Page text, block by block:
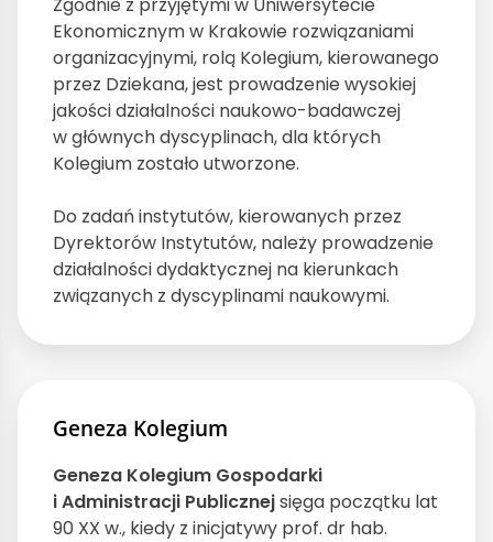
Zgodnie z przyjętymi w Uniwersytecie
Ekonomicznym w Krakowie rozwiązaniami
organizacyjnymi, rolą Kolegium, kierowanego
przez Dziekana, jest prowadzenie wysokiej
jakości działalności naukowo-badawczej
w głównych dyscyplinach, dla których
Kolegium zostało utworzone.
Do zadań instytutów, kierowanych przez
Dyrektorów Instytutów, należy prowadzenie
działalności dydaktycznej na kierunkach
związanych z dyscyplinami naukowymi.
Geneza Kolegium
Geneza Kolegium Gospodarki
i Administracji Publicznejsięga początku lat
90 XX w., kiedy z inicjatywy prof. dr hab.